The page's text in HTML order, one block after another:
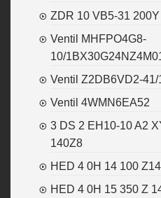
ZDR 10 VB5-31 200Y
Ventil MHFPO4G8-
10/
Ventil Z2DB6VD2-41/
Ventil 4WMN6EA52
3 DS 2 EH10-10 A2
140Z8
HED 4 0H 14 100 Z14
HED 4 0H 15 350 Z